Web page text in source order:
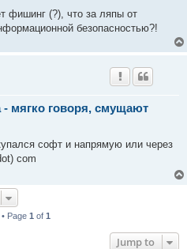
фишинг (?), что за ляпы от
безопасностью?!
мягко говоря, смущают
софт и напрямую или через
com
Page 1 of 1
Jump to